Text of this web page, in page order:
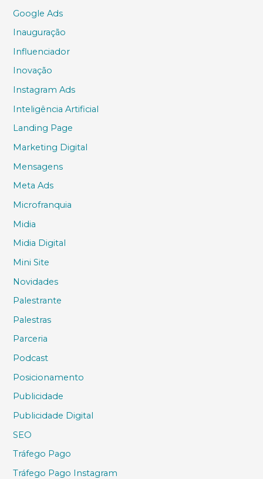
Google Ads
Inauguração
Influenciador
Inovação
Instagram Ads
Inteligência Artificial
Landing Page
Marketing Digital
Mensagens
Meta Ads
Microfranquia
Midia
Midia Digital
Mini Site
Novidades
Palestrante
Palestras
Parceria
Podcast
Posicionamento
Publicidade
Publicidade Digital
SEO
Tráfego Pago
Tráfego Pago Instagram